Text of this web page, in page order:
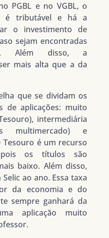
PGBL e no VGBL, o
é tributável e há a
o investimento de
sejam encontradas
Além disso, a
mais alta que a da
que se dividam os
de aplicações: muito
intermediária
multimercado) e
Tesouro é um recurso
pois os títulos são
baixo. Além disso,
ao ano. Essa taxa
da economia e do
sempre ganhará da
aplicação muito